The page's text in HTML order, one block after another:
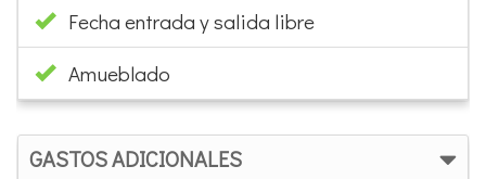
Fecha entrada y salida libre
Amueblado
GASTOS ADICIONALES